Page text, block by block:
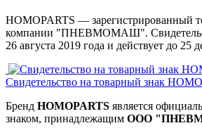
HOMOPARTS — зарегистрированный
компании "ПНЕВМОМАШ".
26 августа 2019 года и действует до 25
Свидетельство на товарный знак
Бренд HOMOPARTS является
знаком, принадлежащим ООО